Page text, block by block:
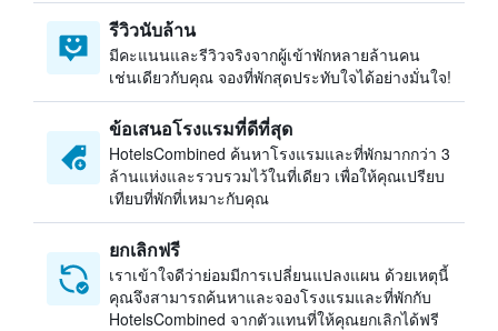
รีวิวนับล้าน
มีคะแนนและรีวิวจริงจากผู้เข้าพักหลายล้านคน
เช่นเดียวกับคุณ จองที่พักสุดประทับใจได้อย่างมั่นใจ!
ข้อเสนอโรงแรมที่ดีที่สุด
HotelsCombined ค้นหาโรงแรมและที่พักมากกว่า 3
ล้านแห่งและรวบรวมไว้ในที่เดียว เพื่อให้คุณเปรียบ
เทียบที่พักที่เหมาะกับคุณ
ยกเลิกฟรี
เราเข้าใจดีว่าย่อมมีการเปลี่ยนแปลงแผน ด้วยเหตุนี้
คุณจึงสามารถค้นหาและจองโรงแรมและที่พักกับ
HotelsCombined จากตัวแทนที่ให้คุณยกเลิกได้ฟรี